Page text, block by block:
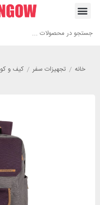
خانه/ تجهیزات سفر/ کیف و کوله